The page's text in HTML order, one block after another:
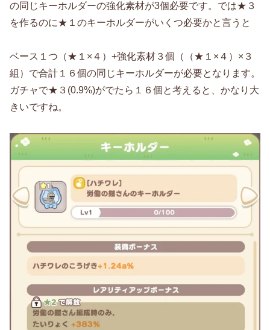
の同じキーホルダーの強化素材が3個必要です。では★３
を作るのに★１のキーホルダーがいくつ必要かと言うと
ベース１つ（★１×４）+強化素材３個（（★１×４）×３
組）で合計１６個の同じキーホルダーが必要となります。
ガチャで★３(0.9%)がでたら１６個と考えると、かなり大
きいですね。